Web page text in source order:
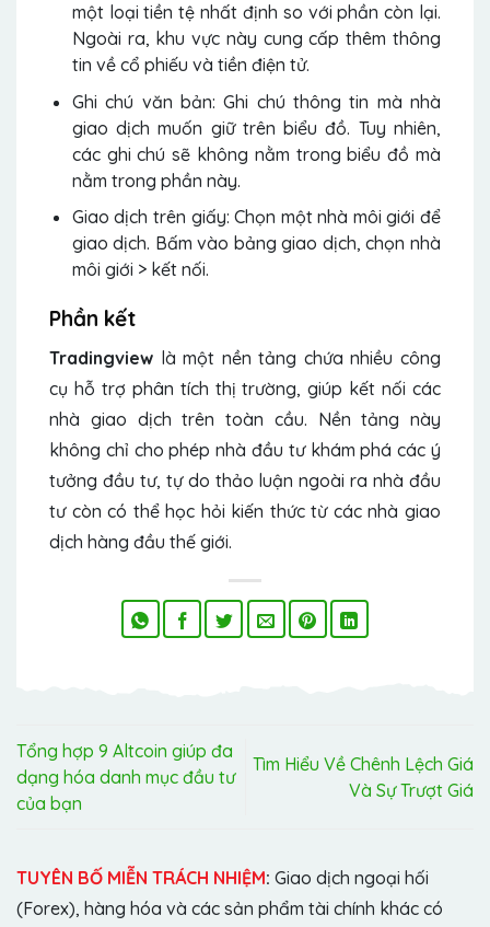
một loại tiền tệ nhất định so với phần còn lại.
Ngoài ra, khu vực này cung cấp thêm thông
tin về cổ phiếu và tiền điện tử.
Ghi chú văn bản: Ghi chú thông tin mà nhà
giao dịch muốn giữ trên biểu đồ. Tuy nhiên,
các ghi chú sẽ không nằm trong biểu đồ mà
nằm trong phần này.
Giao dịch trên giấy: Chọn một nhà môi giới để
giao dịch. Bấm vào bảng giao dịch, chọn nhà
môi giới > kết nối.
Phần kết
Tradingview là một nền tảng chứa nhiều công
cụ hỗ trợ phân tích thị trường, giúp kết nối các
nhà giao dịch trên toàn cầu. Nền tảng này
không chỉ cho phép nhà đầu tư khám phá các ý
tưởng đầu tư, tự do thảo luận ngoài ra nhà đầu
tư còn có thể học hỏi kiến thức từ các nhà giao
dịch hàng đầu thế giới.
Tổng hợp 9 Altcoin giúp đa
dạng hóa danh mục đầu tư
của bạn
Tìm Hiểu Về Chênh Lệch Giá
Và Sự Trượt Giá
TUYÊN BỐ MIỄN TRÁCH NHIỆM: Giao dịch ngoại hối
(Forex), hàng hóa và các sản phẩm tài chính khác có